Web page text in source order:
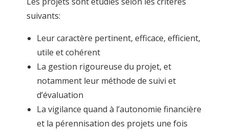
suivants:
Leur caractère pertinent, efficace, efficient,
utile et cohérent
La gestion rigoureuse du projet, et
notamment leur méthode de suivi et
d’évaluation
La vigilance quand à l’autonomie financière
et la pérennisation des projets une fois